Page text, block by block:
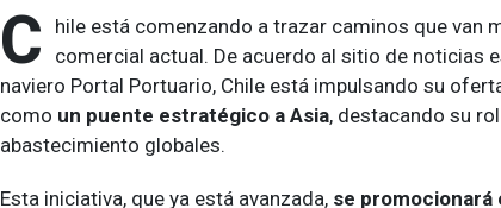
C
hile está comenzando a trazar caminos que van
comercial actual. De acuerdo al sitio de noticias
naviero Portal Portuario, Chile está impulsando su
como un puente estratégico a Asia, destacando su
abastecimiento globales.
Esta iniciativa, que ya está avanzada, se promocionará